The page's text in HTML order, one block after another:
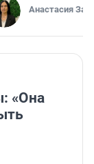
Анастасия
«Она